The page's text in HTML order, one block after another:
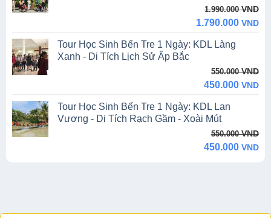
1.990.000VND
1.990.000 VND.
1.790.000 VND
1.790.000 VND.
Tour Học Sinh Bến Tre 1 Ngày: KDL Làng
Xanh - Di Tích Lịch Sử Ấp Bắc
550.000VND
550.000 VND.
450.000 VND
450.000 VND.
Tour Học Sinh Bến Tre 1 Ngày: KDL Lan
Vương - Di Tích Rạch Gầm - Xoài Mút
550.000VND
450.000 VND